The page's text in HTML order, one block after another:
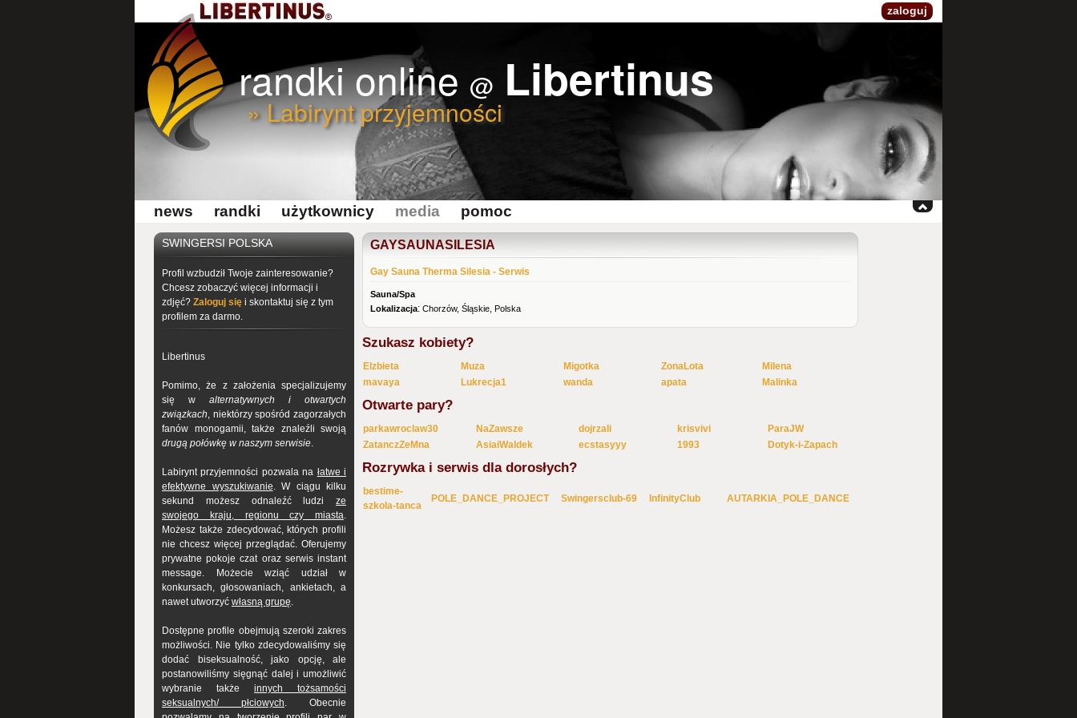
zaloguj
randki online @ Libertinus
» Labirynt przyjemności
news randki użytkownicy media pomoc
SWINGERSI POLSKA
Profil wzbudził Twoje zainteresowanie?
Chcesz zobaczyć więcej informacji i
zdjęć? Zaloguj się i skontaktuj się z tym
profilem za darmo.
Libertinus
Pomimo, że z założenia specjalizujemy
się w alternatywnych i otwartych
związkach, niektórzy spośród zagorzałych
fanów monogamii, także znaleźli swoją
drugą połówkę w naszym serwisie.
Labirynt przyjemności pozwala na łatwe i
efektywne wyszukiwanie. W ciągu kilku
sekund możesz odnaleźć ludzi ze
swojego kraju, regionu czy miasta.
Możesz także zdecydować, których profili
nie chcesz więcej przeglądać. Oferujemy
prywatne pokoje czat oraz serwis instant
message. Możecie wziąć udział w
konkursach, głosowaniach, ankietach, a
nawet utworzyć własną grupę.
Dostępne profile obejmują szeroki zakres
możliwości. Nie tylko zdecydowaliśmy się
dodać biseksualność, jako opcję, ale
postanowiliśmy sięgnąć dalej i umożliwić
wybranie także innych tożsamości
seksualnych/ płciowych. Obecnie
GAYSAUNASILESIA
Gay Sauna Therma Silesia - Serwis
Sauna/Spa
Lokalizacja: Chorzów, Śląskie, Polska
Szukasz kobiety?
Elzbieta Muza Migotka ZonaLota
Milena
mavaya
Lukrecja1 wanda apata Malinka
Otwarte pary?
parkawroclaw30 NaZawsze dojrzali krisvivi
ParaJW
ZatanczZeMna
AsiaiWaldek ecstasyyy 1993 Dotyk-i-Zapach
Rozrywka i serwis dla dorosłych?
bestime-
szkola-tanca
POLE_DANCE_PROJECT Swingersclub-69 InfinityClub AUTARKIA_POLE_DANCE